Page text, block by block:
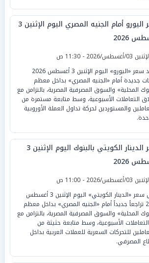
سعر اليورو أمام الجنيه المصري اليوم الإثنين 3
2026
03/أغسطس/2026 - 11:30 ص
شهد سعر «اليورو» اليوم الإثنين 3 أغسطس 2026
جديدة أمام «الجنيه المصري» بداخل معظم
المحلية» والسوق المصرفية المصرية، بالتزامن مع
التعاملات الأسبوعية، وسط متابعة مستمرة من
والمستوردين لحركة تداول العملة الأوروبية
سعر الدينار الكويتي بالبنوك اليوم الإثنين 3
2026
03/أغسطس/2026 - 11:00 ص
سجل سعر «الدينار الكويتي» اليوم الإثنين 3 أغسطس
2026 تراجعاً جديداً أمام «الجنيه المصري» بداخل معظم
المحلية» والسوق المصرفية المصرية، بالتزامن مع
الأسبوعية، وسط متابعة حثيثة من
للتحركات السعرية للعملات العربية بداخل
المصرفي.